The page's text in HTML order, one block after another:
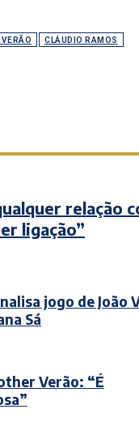
VERÃO
CLÁUDIO RAMOS
relação
ligação”
jogo de João
Sá
Verão: “É